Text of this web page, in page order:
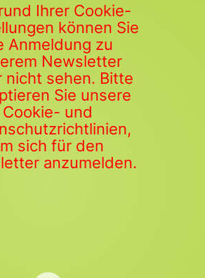
Ihrer Cookie-
können Sie
Anmeldung zu
Newsletter
nicht sehen. Bitte
Sie unsere
Cookie- und
sich für den
anzumelden.